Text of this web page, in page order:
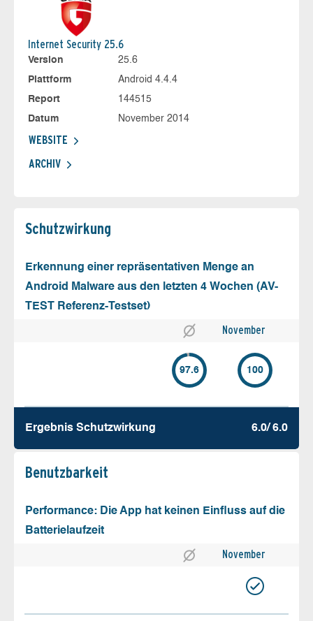
Internet Security 25.6
Version
25.6
Plattform
Android 4.4.4
Report
144515
Datum
November 2014
WEBSITE
ARCHIV
Schutz­wirkung
Erkennung einer repräsentativen Menge an
Android Malware aus den letzten 4 Wochen (AV-
TEST Referenz-Testset)
November
97.6 100
Ergebnis Schutz­wirkung 6.0/ 6.0
Benutz­barkeit
Performance: Die App hat keinen Einfluss auf die
Batterielaufzeit
November